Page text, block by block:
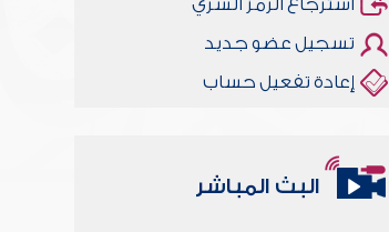
استرجاع الرمز السري
تسجيل عضو جديد
إعادة تفعيل حساب
البث المباشر